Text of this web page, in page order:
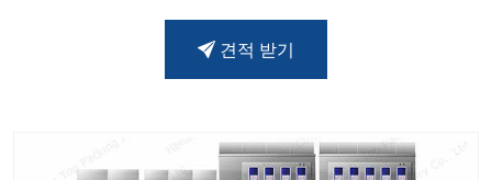
견적 받기